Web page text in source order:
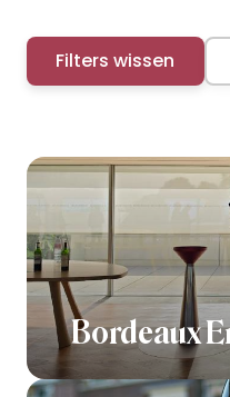
Filters wissen
Bordeaux